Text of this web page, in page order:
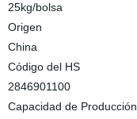
25kg/bolsa
Origen
China
Código del HS
2846901100
Capacidad de Producción